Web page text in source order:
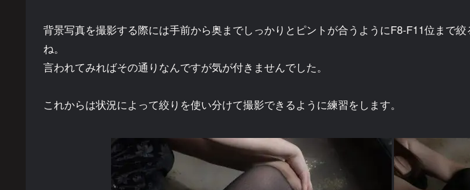
背景写真を撮影する際には手前から奥までしっかりとピントが合うようにF8-F11位まで
ね。
言われてみればその通りなんですが気が付きませんでした。
これからは状況によって絞りを使い分けて撮影できるように練習をします。